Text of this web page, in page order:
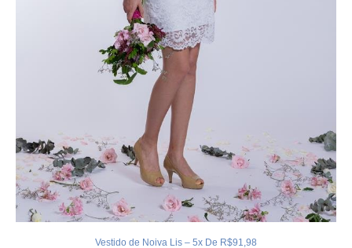
Vestido de Noiva Lis – 5x De R$91,98